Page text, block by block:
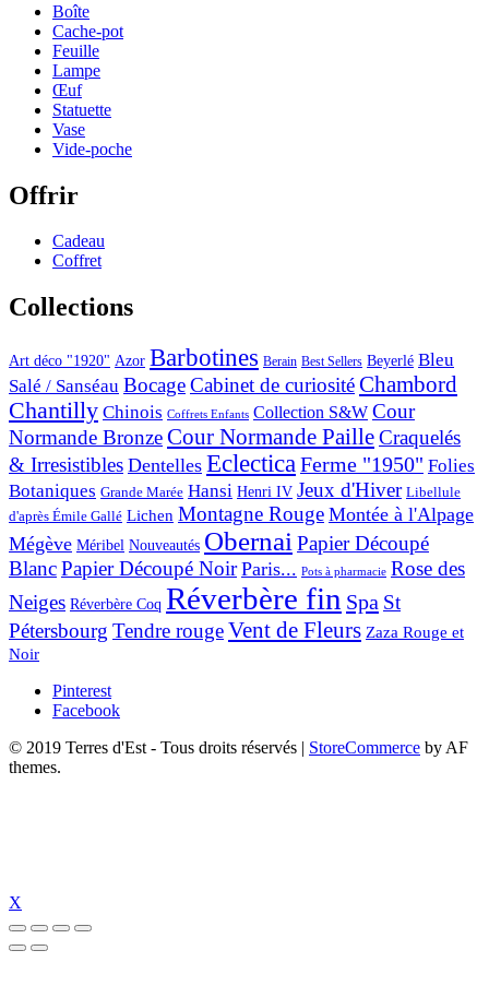
Boîte
Cache-pot
Feuille
Lampe
Œuf
Statuette
Vase
Vide-poche
Offrir
Cadeau
Coffret
Collections
Art déco "1920" Azor Barbotines Berain Best Sellers Beyerlé Bleu
Salé / Sanséau BocageCabinet de curiositéChambord
Chantilly Chinois Coffrets Enfants Collection S&W Cour
Normande BronzeCour Normande PailleCraquelés
& Irresistibles Dentelles EclecticaFerme "1950" Folies
Botaniques Grande Marée Hansi Henri IV Jeux d'Hiver Libellule
d'après Émile Gallé Lichen Montagne Rouge Montée à l'Alpage
Mégève Méribel Nouveautés Obernai Papier Découpé
BlancPapier Découpé Noir Paris... Pots à pharmacie Rose des
Neiges Réverbère Coq Réverbère fin Spa St
Pétersbourg Tendre rougeVent de Fleurs Zaza Rouge et
Noir
Pinterest
Facebook
© 2019 Terres d'Est - Tous droits réservés | StoreCommerce by AF
themes.
X